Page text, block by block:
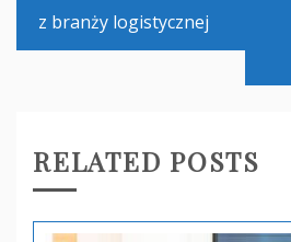
z branży logistycznej
RELATED POSTS